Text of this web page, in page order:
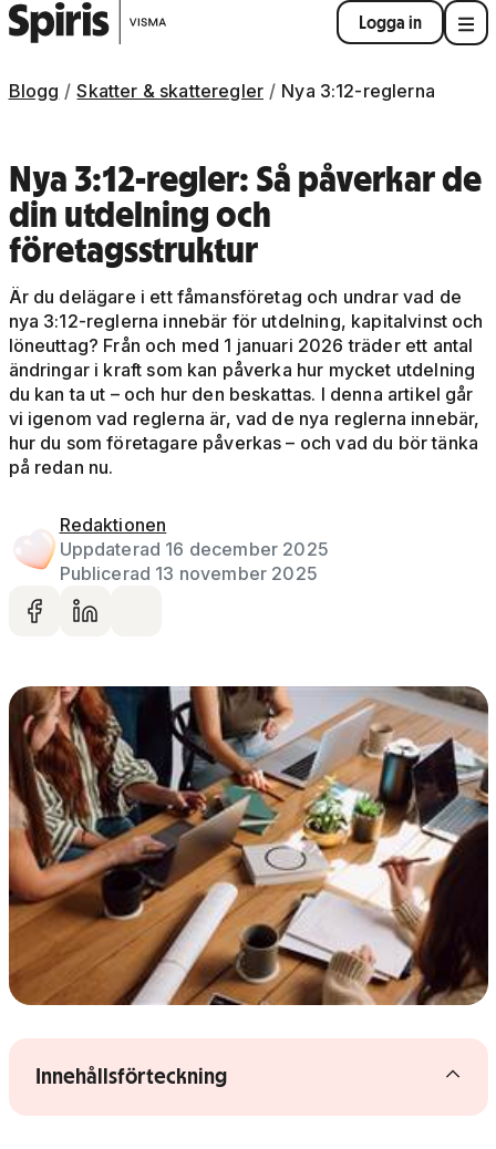
Logga in
Blogg Skatter & skatteregler Nya 3:12-reglerna
Nya 3:12-regler: Så påverkar de
din utdelning och
företagsstruktur
Är du delägare i ett fåmansföretag och undrar vad de
nya 3:12-reglerna innebär för utdelning, kapitalvinst och
löneuttag? Från och med 1 januari 2026 träder ett antal
ändringar i kraft som kan påverka hur mycket utdelning
du kan ta ut – och hur den beskattas. I denna artikel går
vi igenom vad reglerna är, vad de nya reglerna innebär,
hur du som företagare påverkas – och vad du bör tänka
på redan nu.
Redaktionen
Uppdaterad 16 december 2025
Publicerad 13 november 2025
Dela på facebook
Dela på LinkedIn
Gå vidare till artikelns
innehåll
Visa/dölj innehållsförteckning
Innehållsförteckning